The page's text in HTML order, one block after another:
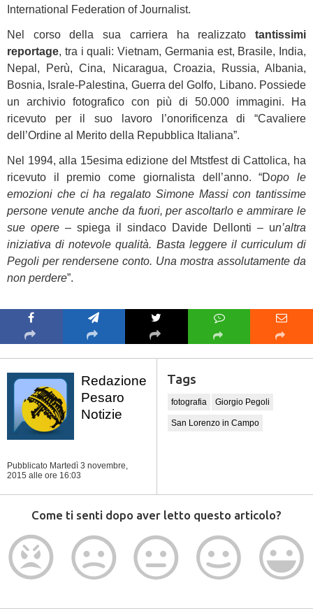
International Federation of Journalist.
Nel corso della sua carriera ha realizzato tantissimi
reportage, tra i quali: Vietnam, Germania est, Brasile, India,
Nepal, Perù, Cina, Nicaragua, Croazia, Russia, Albania,
Bosnia, Israle-Palestina, Guerra del Golfo, Libano. Possiede
un archivio fotografico con più di 50.000 immagini. Ha
ricevuto per il suo lavoro l’onorificenza di “Cavaliere
dell’Ordine al Merito della Repubblica Italiana”.
Nel 1994, alla 15esima edizione del Mtstfest di Cattolica, ha
ricevuto il premio come giornalista dell’anno. “Dopo le
emozioni che ci ha regalato Simone Massi con tantissime
persone venute anche da fuori, per ascoltarlo e ammirare le
sue opere – spiega il sindaco Davide Dellonti – un’altra
iniziativa di notevole qualità. Basta leggere il curriculum di
Pegoli per rendersene conto. Una mostra assolutamente da
non perdere”.
Redazione
Pesaro
Notizie
Pubblicato Martedì 3 novembre,
2015 alle ore 16:03
Tags
fotografia Giorgio Pegoli
San Lorenzo in Campo
Come ti senti dopo aver letto questo articolo?